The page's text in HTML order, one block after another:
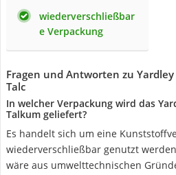
wiederverschließbar
e Verpackung
Fragen und Antworten zu Yardley
Talc
In welcher Verpackung wird das
Talkum geliefert?
Es handelt sich um eine
wiederverschließbar genutzt
wäre aus umwelttechnischen